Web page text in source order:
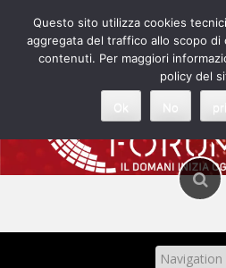
content
Questo sito utilizza cookies
aggregata del traffico allo scopo di
contenuti. Per maggiori
policy del